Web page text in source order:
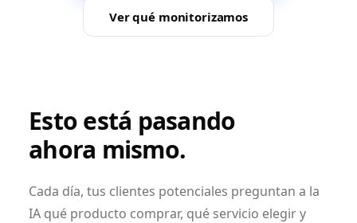
Ver qué monitorizamos
Esto está pasando
ahora mismo.
Cada día, tus clientes potenciales preguntan a la
IA qué producto comprar, qué servicio elegir y